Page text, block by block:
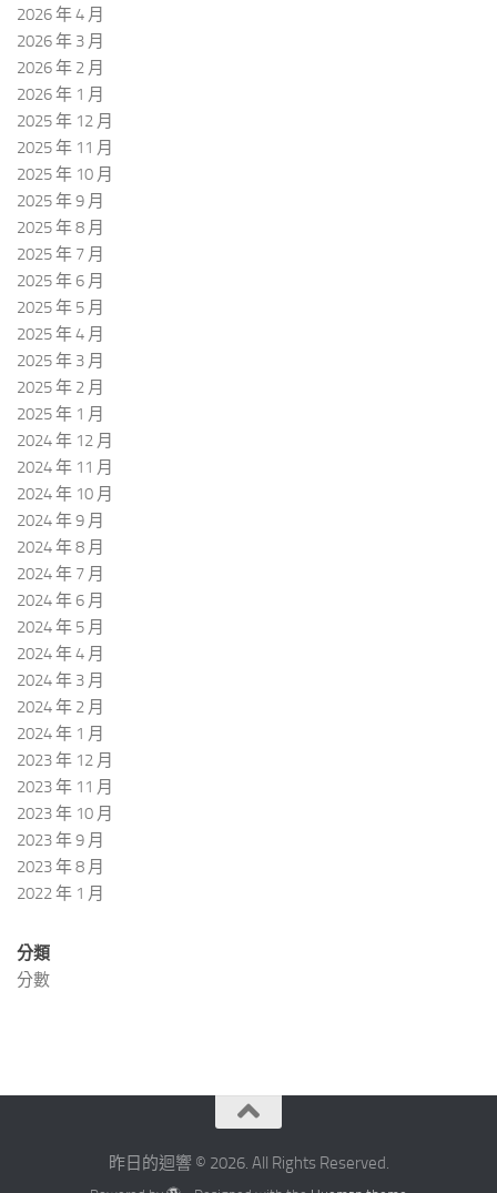
2026 年 4 月
2026 年 3 月
2026 年 2 月
2026 年 1 月
2025 年 12 月
2025 年 11 月
2025 年 10 月
2025 年 9 月
2025 年 8 月
2025 年 7 月
2025 年 6 月
2025 年 5 月
2025 年 4 月
2025 年 3 月
2025 年 2 月
2025 年 1 月
2024 年 12 月
2024 年 11 月
2024 年 10 月
2024 年 9 月
2024 年 8 月
2024 年 7 月
2024 年 6 月
2024 年 5 月
2024 年 4 月
2024 年 3 月
2024 年 2 月
2024 年 1 月
2023 年 12 月
2023 年 11 月
2023 年 10 月
2023 年 9 月
2023 年 8 月
2022 年 1 月
分類
分數
昨日的迴響 © 2026. All Rights Reserved.